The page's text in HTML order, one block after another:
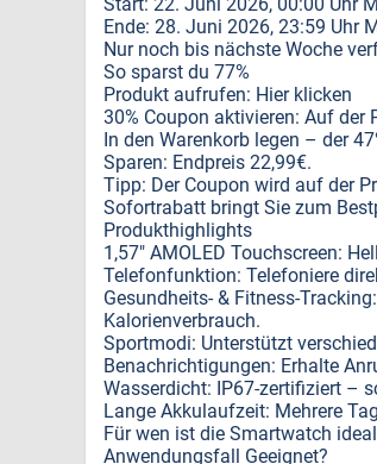
Ende: 28. Juni 2026, 23:59 Uhr
Nur noch bis nächste Woche
So sparst du 77%
Produkt aufrufen: Hier klicken
30% Coupon aktivieren: Auf der
In den Warenkorb legen – der
Sparen: Endpreis 22,99€.
Tipp: Der Coupon wird auf der
Sofortrabatt bringt Sie zum
Produkthighlights
1,57" AMOLED Touchscreen:
Telefonfunktion: Telefoniere
Gesundheits- & Fitness-
Kalorienverbrauch.
Sportmodi: Unterstützt
Benachrichtigungen: Erhalte
Wasserdicht: IP67-zertifiziert –
Lange Akkulaufzeit: Mehrere
Für wen ist die Smartwatch
Anwendungsfall Geeignet?